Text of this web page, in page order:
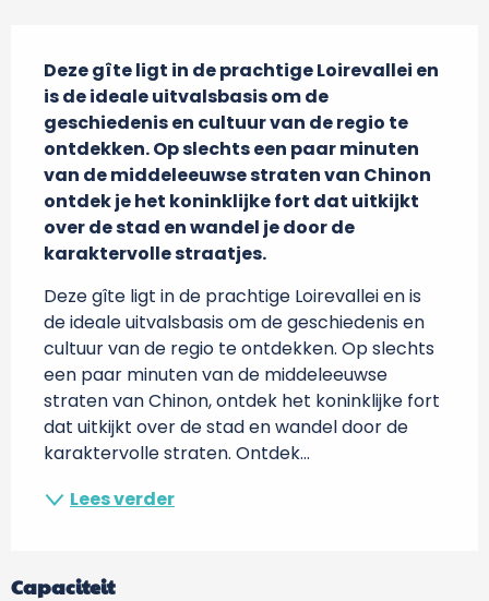
Deze gîte ligt in de prachtige Loirevallei en
is de ideale uitvalsbasis om de
geschiedenis en cultuur van de regio te
ontdekken. Op slechts een paar minuten
van de middeleeuwse straten van Chinon
ontdek je het koninklijke fort dat uitkijkt
over de stad en wandel je door de
karaktervolle straatjes.
Deze gîte ligt in de prachtige Loirevallei en is
de ideale uitvalsbasis om de geschiedenis en
cultuur van de regio te ontdekken. Op slechts
een paar minuten van de middeleeuwse
straten van Chinon, ontdek het koninklijke fort
dat uitkijkt over de stad en wandel door de
karaktervolle straten. Ontdek...
Lees verder
Capaciteit